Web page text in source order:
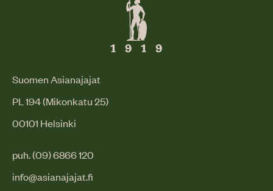
Suomen Asianajajat
PL 194 (Mikonkatu 25)
00101 Helsinki
puh. (09) 6866 120
info@asianajajat.fi